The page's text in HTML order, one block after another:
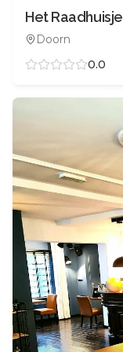
Het Raadhuisje
Doorn
0.0